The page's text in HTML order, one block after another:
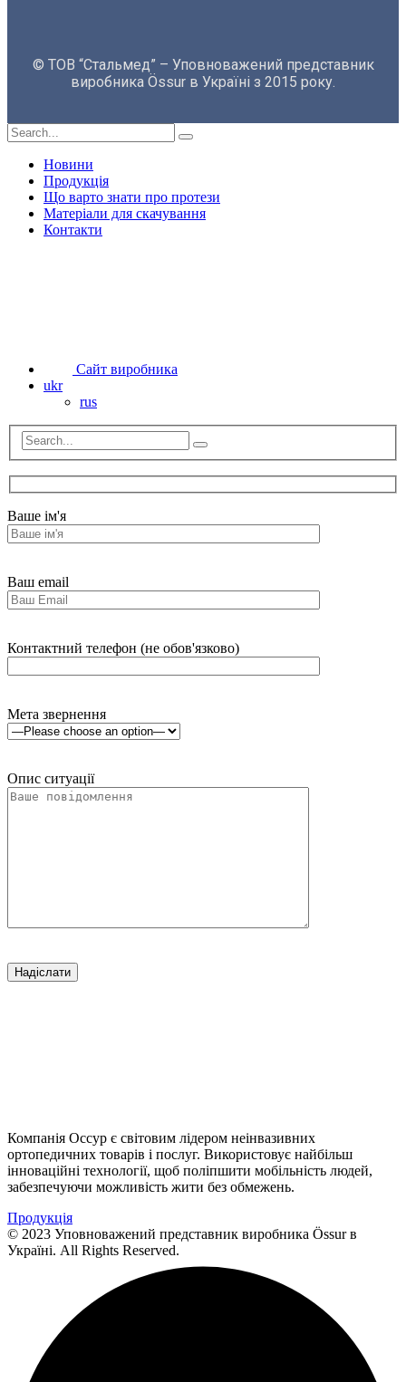
© ТОВ “Стальмед” – Уповноважений представник
виробника Össur в Україні з 2015 року.
Новини
Продукція
Що варто знати про протези
Матеріали для скачування
Контакти
Сайт виробника
ukr
rus
Ваше ім'я
Ваш email
Контактний телефон (не обов'язково)
Мета звернення
Опис ситуації
Компанія Оссур є світовим лідером неінвазивних
ортопедичних товарів і послуг. Використовує найбільш
інноваційні технології, щоб поліпшити мобільність людей,
забезпечуючи можливість жити без обмежень.
Продукція
© 2023 Уповноважений представник виробника Össur в
Україні. All Rights Reserved.